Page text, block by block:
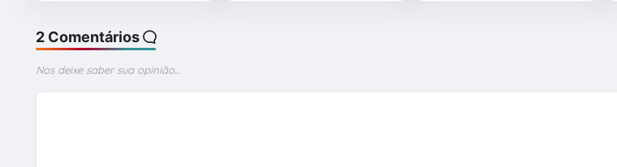
2 Comentários
Nos deixe saber sua opinião...